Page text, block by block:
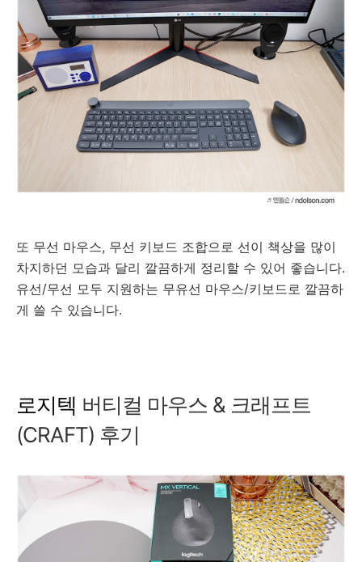
또 무선 마우스, 무선 키보드 조합으로 선이 책상을 많이
차지하던 모습과 달리 깔끔하게 정리할 수 있어 좋습니다.
유선/무선 모두 지원하는 무유선 마우스/키보드로 깔끔하
게 쓸 수 있습니다.
로지텍 버티컬 마우스 & 크래프트
(CRAFT) 후기